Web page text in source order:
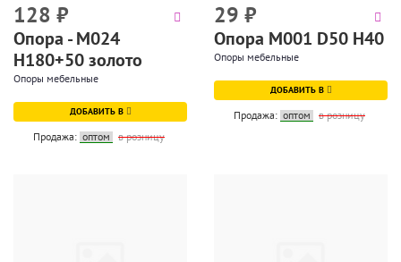
128 ₽
Опора - М024
Н180+50 золото
Опоры мебельные
ДОБАВИТЬ В
Продажа: оптом в розницу
29 ₽
Опора М001 D50 H40
Опоры мебельные
ДОБАВИТЬ В
Продажа: оптом в розницу